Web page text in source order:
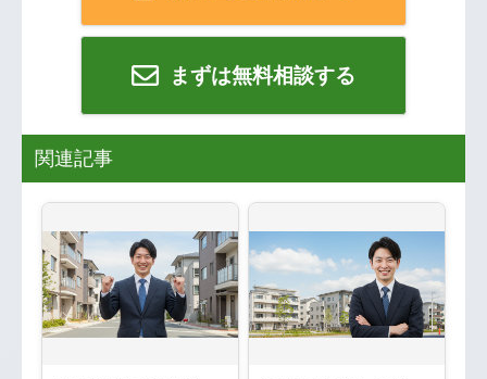
まずは無料相談する
関連記事